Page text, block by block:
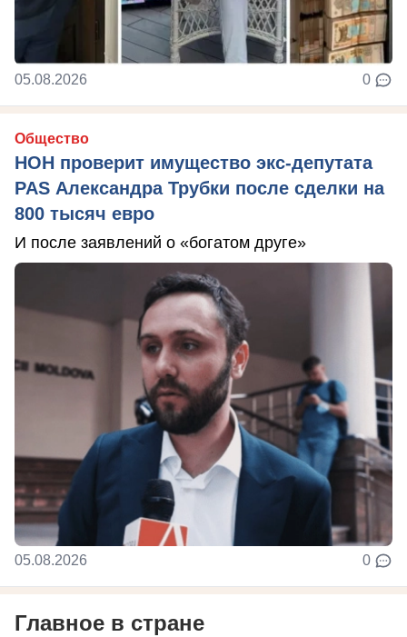
05.08.2026 0
Общество
НОН проверит имущество экс-депутата
PAS Александра Трубки после сделки на
800 тысяч евро
И после заявлений о «богатом друге»
05.08.2026 0
Главное в стране